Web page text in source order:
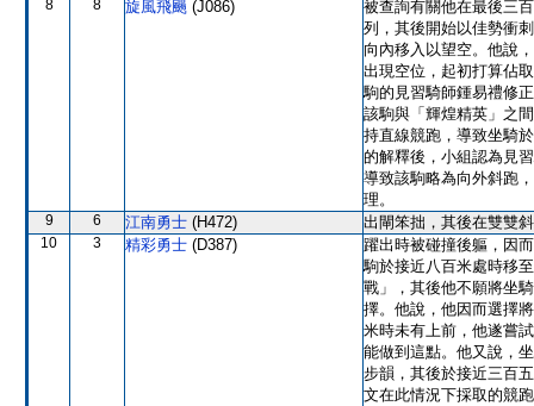
8 8 旋風飛颺 (J086)
被查詢有關他在最後三
列，其後開始以佳勢衝
向內移入以望空。他說
出現空位，起初打算佔
駒的見習騎師鍾易禮修
該駒與「輝煌精英」之
持直線競跑，導致坐騎
的解釋後，小組認為見
導致該駒略為向外斜跑
理。
9 6 江南勇士 (H472) 出閘笨拙，其後在雙雙
10 3 精彩勇士 (D387)
躍出時被碰撞後軀，因
駒於接近八百米處時移
戰」，其後他不願將坐
擇。他說，他因而選擇
米時未有上前，他遂嘗
能做到這點。他又說，
步韻，其後於接近三百
文在此情況下採取的競